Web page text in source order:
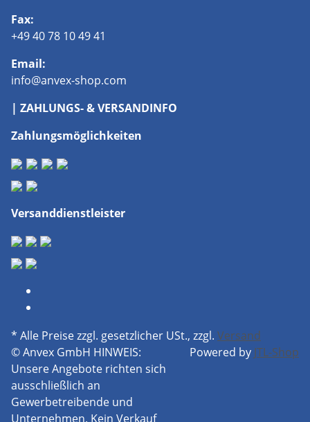
Fax:
+49 40 78 10 49 41
Email:
info@anvex-shop.com
| ZAHLUNGS- & VERSANDINFO
Zahlungsmöglichkeiten
Versanddienstleister
* Alle Preise zzgl. gesetzlicher USt., zzgl. Versand
© Anvex GmbH HINWEIS:
Unsere Angebote richten sich
ausschließlich an
Gewerbetreibende und
Unternehmen. Kein Verkauf
Powered by JTL-Shop